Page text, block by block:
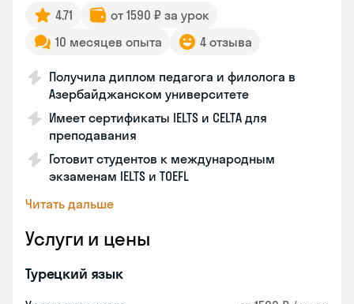
4.71
от 1590 ₽ за урок
10 месяцев опыта
4 отзыва
Получила диплом педагога и филолога в
Азербайджанском университете
Имеет сертификаты IELTS и CELTA для
преподавания
Готовит студентов к международным
экзаменам IELTS и TOEFL
Читать дальше
Услуги и цены
Турецкий язык